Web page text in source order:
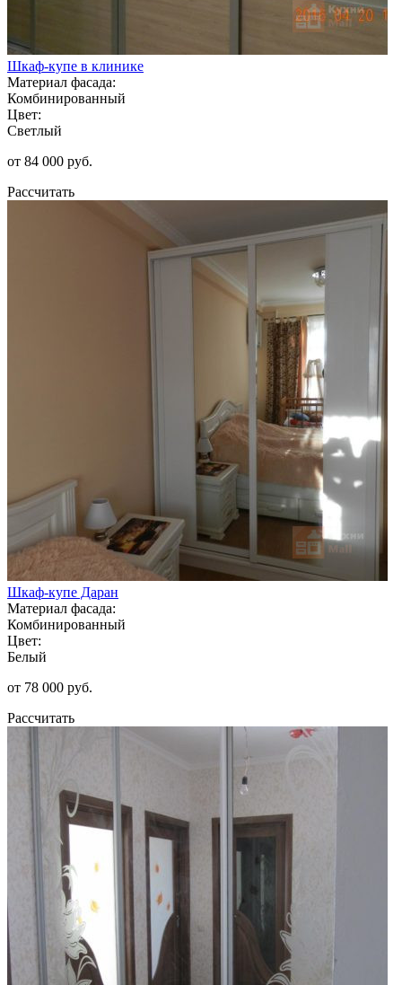
Шкаф-купе в клинике
Материал фасада:
Комбинированный
Цвет:
Светлый
от 84 000 руб.
Рассчитать
Шкаф-купе Даран
Материал фасада:
Комбинированный
Цвет:
Белый
от 78 000 руб.
Рассчитать